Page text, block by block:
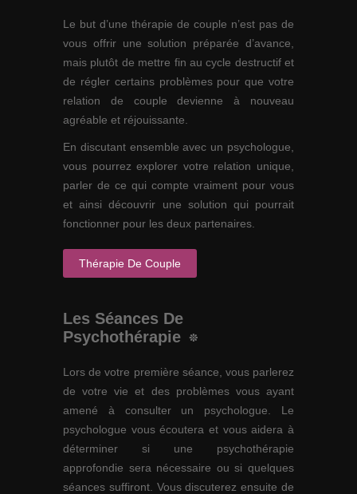
Le but d’une thérapie de couple n’est pas de
vous offrir une solution préparée d’avance,
mais plutôt de mettre fin au cycle destructif et
de régler certains problèmes pour que votre
relation de couple devienne à nouveau
agréable et réjouissante.
En discutant ensemble avec un psychologue,
vous pourrez explorer votre relation unique,
parler de ce qui compte vraiment pour vous
et ainsi découvrir une solution qui pourrait
fonctionner pour les deux partenaires.
Thérapie De Couple
Les Séances De
Psychothérapie
Lors de votre première séance, vous parlerez
de votre vie et des problèmes vous ayant
amené à consulter un psychologue. Le
psychologue vous écoutera et vous aidera à
déterminer si une psychothérapie
approfondie sera nécessaire ou si quelques
séances suffiront. Vous discuterez ensuite de